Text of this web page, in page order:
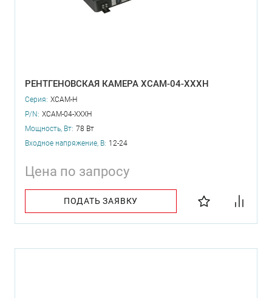
РЕНТГЕНОВСКАЯ КАМЕРА XCAM-04-XXXH
Серия: XCAM-H
P/N: XCAM-04-XXXH
Мощность, Вт: 78 Вт
Входное напряжение, В: 12-24
Цена по запросу
ПОДАТЬ ЗАЯВКУ